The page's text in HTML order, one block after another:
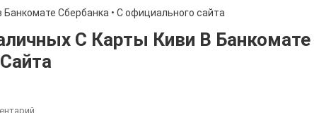
С Карты Киви В Банкомате